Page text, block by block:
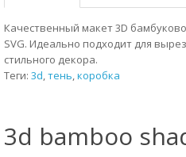
Качественный макет 3D
SVG. Идеально подходит для
стильного декора.
Теги: 3d,тень,коробка
3d bamboo